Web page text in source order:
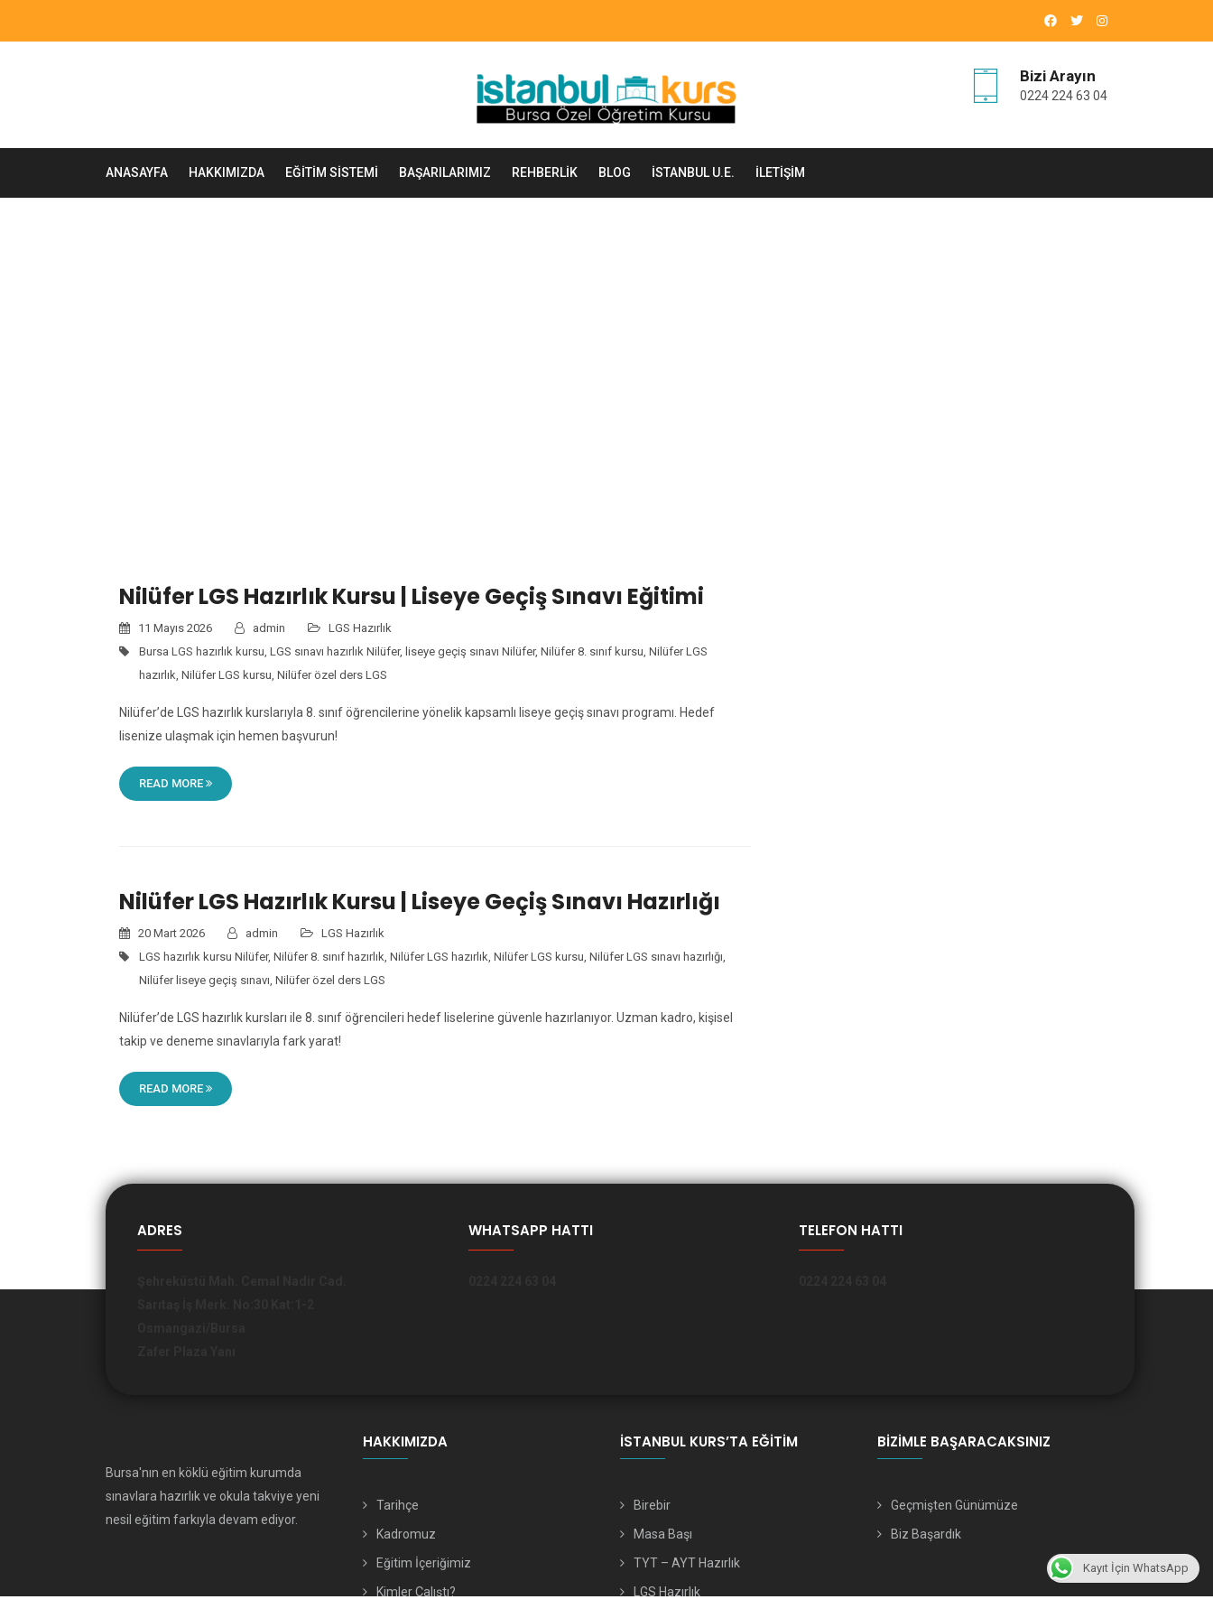
Bizi Arayın
0224 224 63 04
ANASAYFA HAKKIMIZDA EĞITIM SISTEMI BAŞARILARIMIZ REHBERLIK BLOG İSTANBUL U.E. İLETIŞIM
Nilüfer LGS Hazırlık Kursu | Liseye Geçiş Sınavı Eğitimi
11 Mayıs 2026 admin
LGS Hazırlık
Bursa LGS hazırlık kursu, LGS sınavı hazırlık Nilüfer, liseye geçiş sınavı Nilüfer, Nilüfer 8. sınıf kursu, Nilüfer LGS
hazırlık, Nilüfer LGS kursu, Nilüfer özel ders LGS
Nilüfer’de LGS hazırlık kurslarıyla 8. sınıf öğrencilerine yönelik kapsamlı liseye geçiş sınavı programı. Hedef
lisenize ulaşmak için hemen başvurun!
READ MORE
Nilüfer LGS Hazırlık Kursu | Liseye Geçiş Sınavı Hazırlığı
20 Mart 2026 admin
LGS Hazırlık
LGS hazırlık kursu Nilüfer, Nilüfer 8. sınıf hazırlık, Nilüfer LGS hazırlık, Nilüfer LGS kursu, Nilüfer LGS sınavı hazırlığı,
Nilüfer liseye geçiş sınavı, Nilüfer özel ders LGS
Nilüfer’de LGS hazırlık kursları ile 8. sınıf öğrencileri hedef liselerine güvenle hazırlanıyor. Uzman kadro, kişisel
takip ve deneme sınavlarıyla fark yarat!
READ MORE
ADRES WHATSAPP HATTI TELEFON HATTI
Bursa'nın en köklü eğitim kurumda
sınavlara hazırlık ve okula takviye yeni
nesil eğitim farkıyla devam ediyor.
HAKKIMIZDA
Tarihçe
Kadromuz
Eğitim İçeriğimiz
Kimler Çalıştı?
İSTANBUL KURS’TA EĞITIM
Birebir
Masa Başı
TYT – AYT Hazırlık
LGS Hazırlık
BIZIMLE BAŞARACAKSINIZ
Geçmişten Günümüze
Biz Başardık
Kayıt İçin WhatsApp